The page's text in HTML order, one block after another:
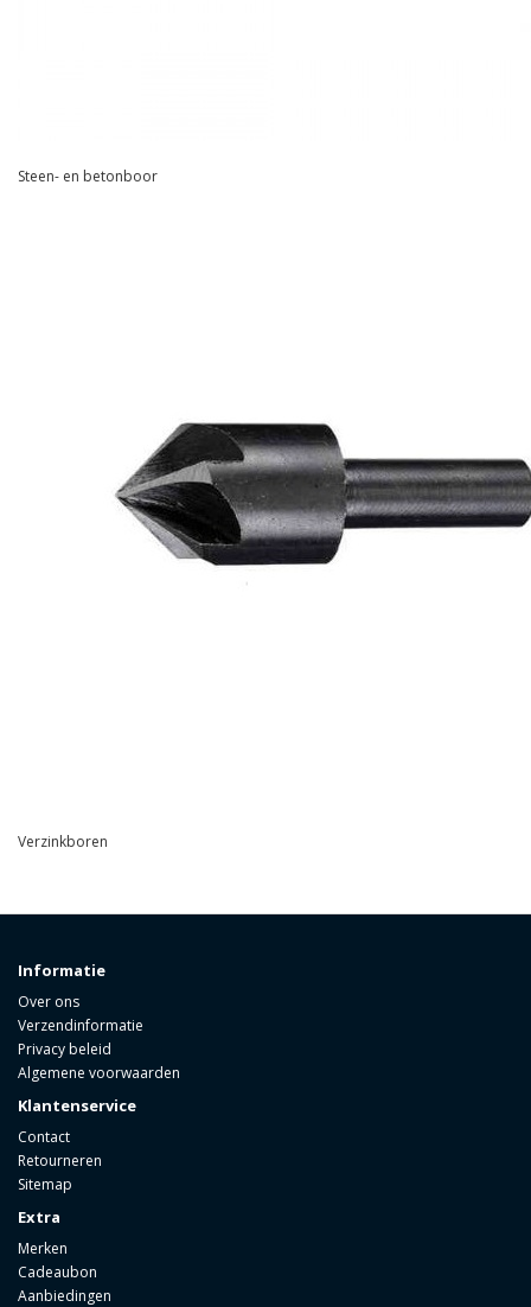
Steen- en betonboor
Verzinkboren
Informatie
Over ons
Verzendinformatie
Privacy beleid
Algemene voorwaarden
Klantenservice
Contact
Retourneren
Sitemap
Extra
Merken
Cadeaubon
Aanbiedingen